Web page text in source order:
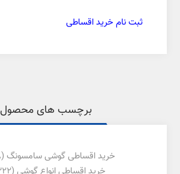
ثبت نام خرید اقساطی
برچسب های محصول
خرید اقساطی گوشی سامسونگ (248)